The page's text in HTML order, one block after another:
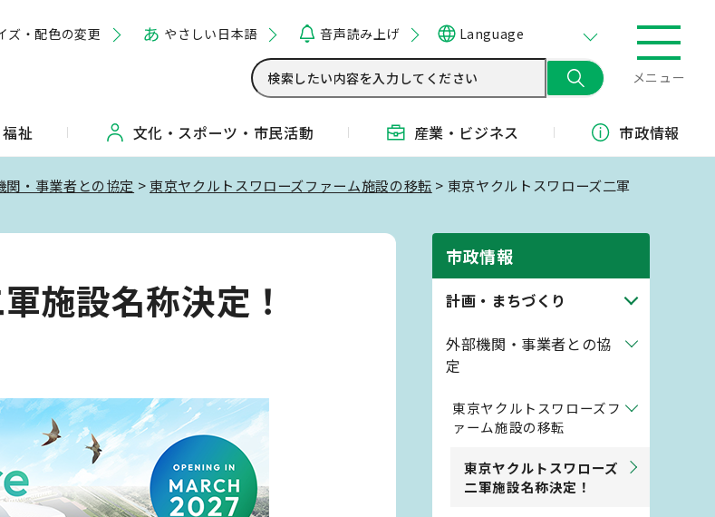
ズ・配色の変更 やさしい日本語 音声読み上げ Language
メニュー
祉 文化・ スポーツ・ 市民活動 産業・ ビジネス 市政情報
関・事業者との協定 >東京ヤクルトスワローズファーム施設の移転 > 東京ヤクルトスワローズ二軍
施設名称決定！
市政情報
計画・まちづくり
外部機関・事業者との協
定
東京ヤクルトスワローズフ
ァーム施設の移転
東京ヤクルトスワローズ
二軍施設名称決定！